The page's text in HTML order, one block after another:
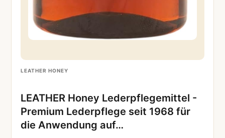
LEATHER HONEY
LEATHER Honey Lederpflegemittel -
Premium Lederpflege seit 1968 für
die Anwendung auf…